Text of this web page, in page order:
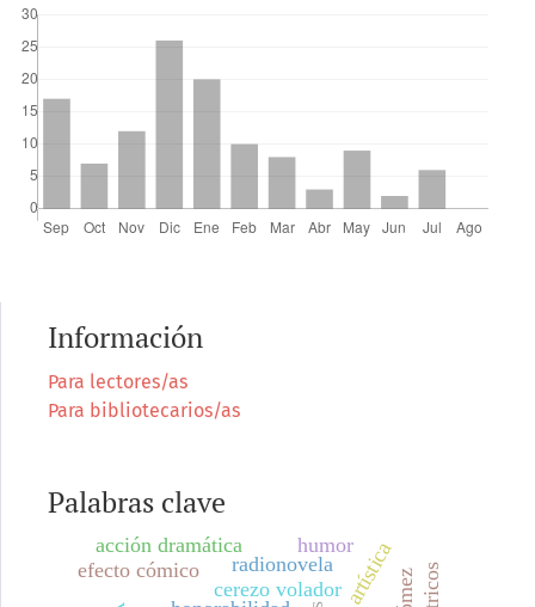
Información
Para lectores/as
Para bibliotecarios/as
Palabras clave
cerezo volador
radionovela
humor
efecto cómico
acción dramática